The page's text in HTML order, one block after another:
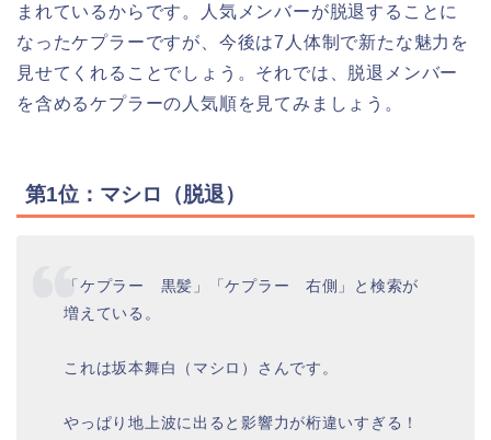
まれているからです。人気メンバーが脱退することに
なったケプラーですが、今後は7人体制で新たな魅力を
見せてくれることでしょう。それでは、脱退メンバー
を含めるケプラーの人気順を見てみましょう。
第1位：マシロ（脱退）
「ケプラー 黒髪」「ケプラー 右側」と検索が
増えている。
これは坂本舞白（マシロ）さんです。
やっぱり地上波に出ると影響力が桁違いすぎる！